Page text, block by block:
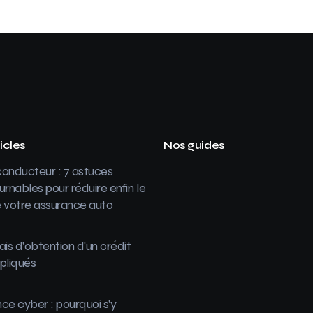
: 7 astuces
pour réduire enfin le
assurance auto
d’obtention d’un crédit
cyber : pourquoi s’y
Nos guides